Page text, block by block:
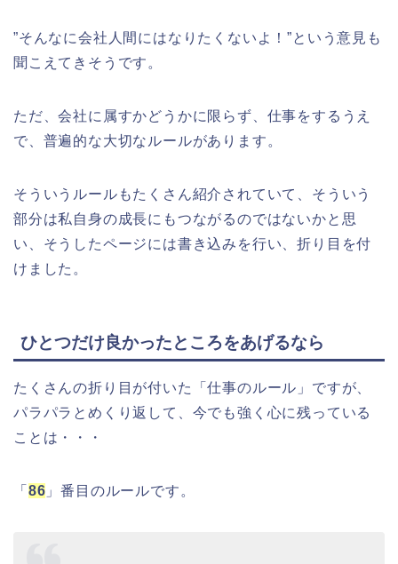
”そんなに会社人間にはなりたくないよ！”という意見も
聞こえてきそうです。
ただ、会社に属すかどうかに限らず、仕事をするうえ
で、普遍的な大切なルールがあります。
そういうルールもたくさん紹介されていて、そういう
部分は私自身の成長にもつながるのではないかと思
い、そうしたページには書き込みを行い、折り目を付
けました。
ひとつだけ良かったところをあげるなら
たくさんの折り目が付いた「仕事のルール」ですが、
パラパラとめくり返して、今でも強く心に残っている
ことは・・・
「 86 」番目のルールです。